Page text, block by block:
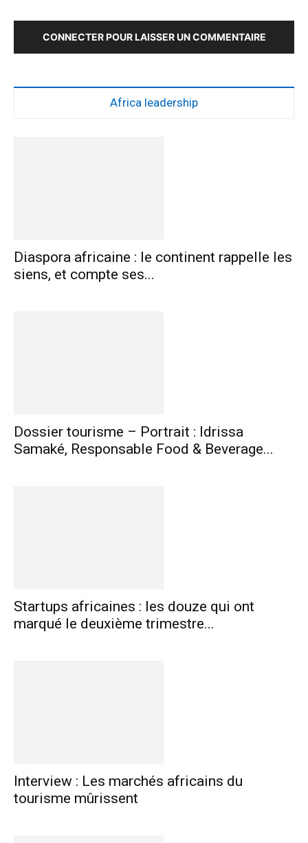
CONNECTER POUR LAISSER UN COMMENTAIRE
Africa leadership
Diaspora africaine : le continent rappelle les
siens, et compte ses...
Dossier tourisme – Portrait : Idrissa
Samaké, Responsable Food & Beverage...
Startups africaines : les douze qui ont
marqué le deuxième trimestre...
Interview : Les marchés africains du
tourisme mûrissent